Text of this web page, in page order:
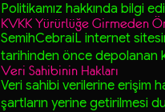
Politikamız hakkında bilgi
KVKK Yürürlüğe Girmeden
SemihCebraiL internet
tarihinden önce depolanan
Veri Sahibinin Hakları
Veri sahibi verilerine erişim
şartların yerine getirilmesi